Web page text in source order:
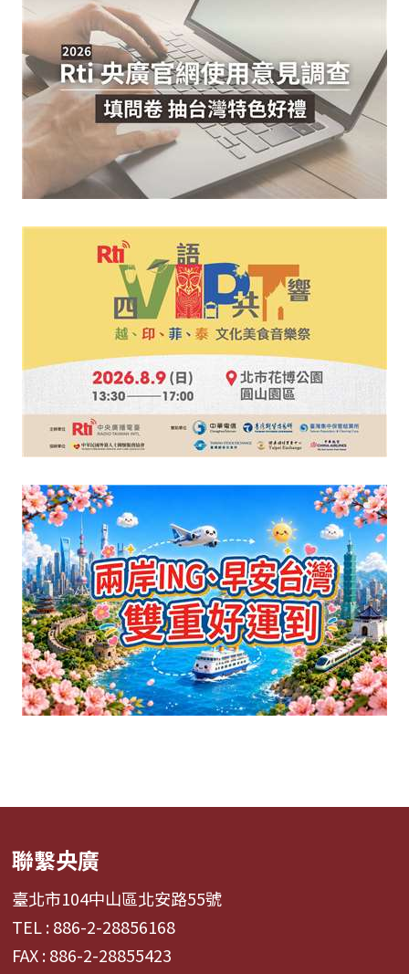
聯繫央廣
臺北市104中山區北安路55號
TEL : 886-2-28856168
FAX : 886-2-28855423